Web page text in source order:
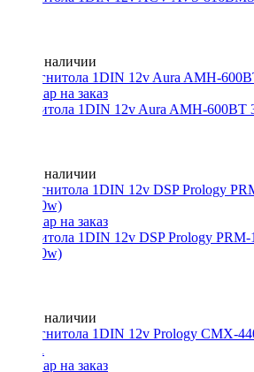
Нет в наличии
Магнитола 1DIN 12v Aura AMH-600BT
Нет в наличии
Магнитола 1DIN 12v DSP Prology
(4x140w)
Нет в наличии